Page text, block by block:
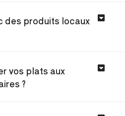
des produits locaux
vos plats aux
?